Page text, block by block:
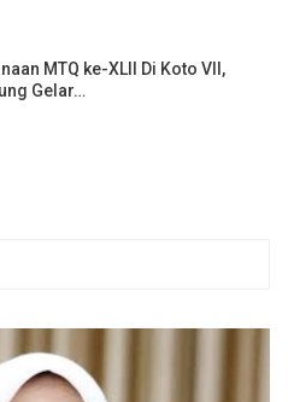
MTQ ke-XLII Di Koto VII,
Gelar…